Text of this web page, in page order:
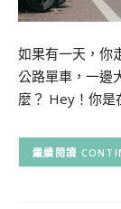
如果有一天，你
公路單車，一邊
麼？ Hey！你是